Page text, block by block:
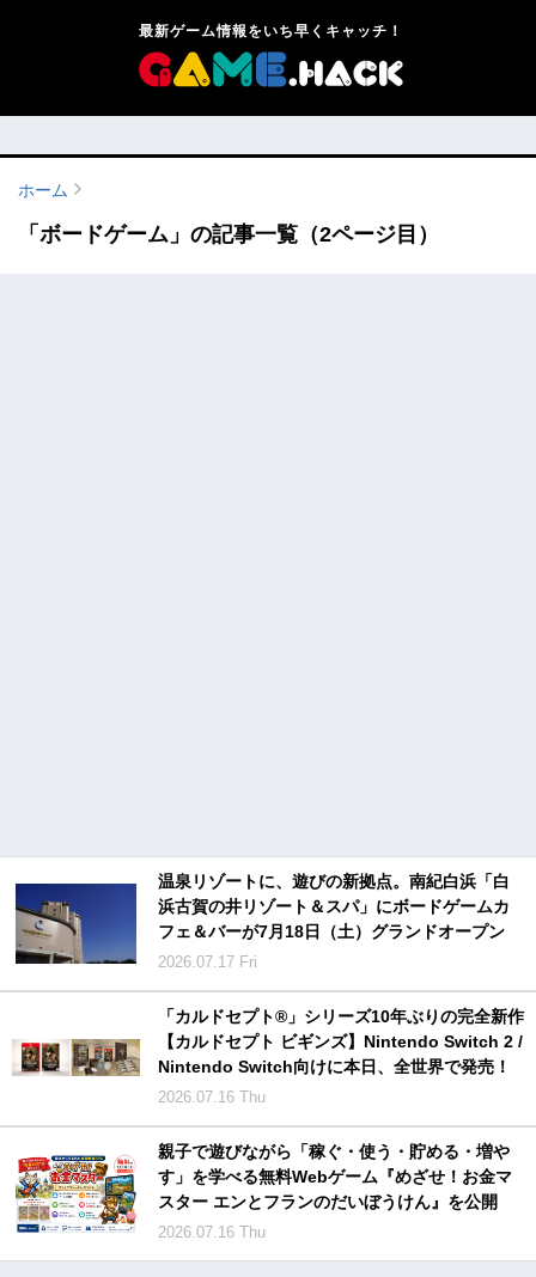
最新ゲーム情報をいち早くキャッチ！
ホーム
「ボードゲーム」の記事一覧（2ページ目）
温泉リゾートに、遊びの新拠点。南紀白浜「白
浜古賀の井リゾート＆スパ」にボードゲームカ
フェ＆バーが7月18日（土）グランドオープン
2026.07.17 Fri
「カルドセプト®」シリーズ10年ぶりの完全新作
【カルドセプト ビギンズ】Nintendo Switch 2 /
Nintendo Switch向けに本日、全世界で発売！
2026.07.16 Thu
親子で遊びながら「稼ぐ・使う・貯める・増や
す」を学べる無料Webゲーム『めざせ！お金マ
スター エンとフランのだいぼうけん』を公開
2026.07.16 Thu